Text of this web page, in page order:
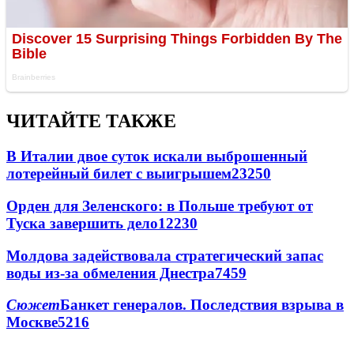
ЧИТАЙТЕ ТАКЖЕ
В Италии двое суток искали выброшенный
лотерейный билет с выигрышем23250
Орден для Зеленского: в Польше требуют от
Туска завершить дело12230
Молдова задействовала стратегический запас
воды из-за обмеления Днестра7459
СюжетБанкет генералов. Последствия взрыва в
Москве5216